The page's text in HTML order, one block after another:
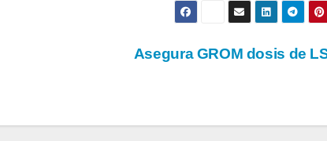
Asegura GROM dosis de